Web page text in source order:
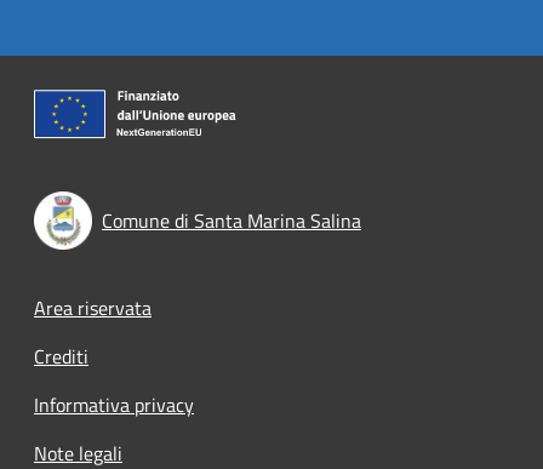
Comune di Santa Marina Salina
Footer menu
Area riservata
Crediti
Informativa privacy
Note legali